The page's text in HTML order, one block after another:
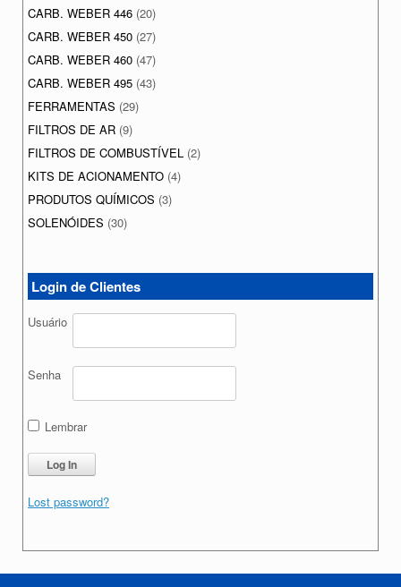
CARB. WEBER 446 (20)
CARB. WEBER 450 (27)
CARB. WEBER 460 (47)
CARB. WEBER 495 (43)
FERRAMENTAS (29)
FILTROS DE AR (9)
FILTROS DE COMBUSTÍVEL (2)
KITS DE ACIONAMENTO (4)
PRODUTOS QUÍMICOS (3)
SOLENÓIDES (30)
Login de Clientes
Usuário
Senha
Lembrar
Lost password?